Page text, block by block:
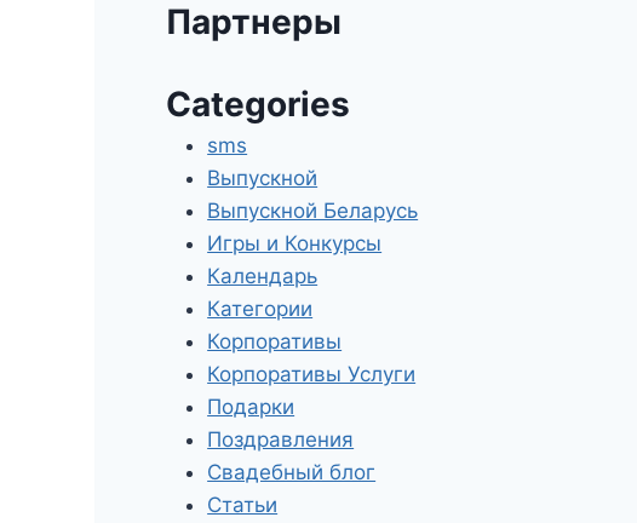
Партнеры
Categories
sms
Выпускной
Выпускной Беларусь
Игры и Конкурсы
Календарь
Категории
Корпоративы
Корпоративы Услуги
Подарки
Поздравления
Свадебный блог
Статьи